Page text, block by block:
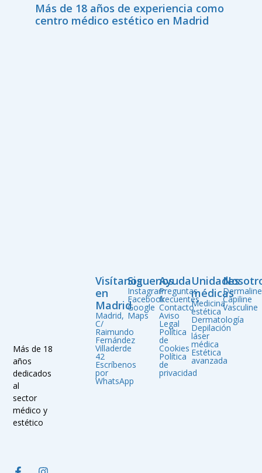
Más de 18 años de experiencia como
centro médico estético en Madrid
Más de 18
años
dedicados
al
sector
médico y
estético
Dermaline
Capiline
Vasculine
Unidades
médicas
Medicina
estética
Dermatología
Depilación
láser
médica
Estética
avanzada
Ayuda
Preguntas
frecuentes
Contacto
Aviso
Legal
Política
de
Cookies
Política
de
privacidad
Siguenos
Instagram
Facebook
Google
Maps
Visítanos
en
Madrid
Madrid,
C/
Raimundo
Fernández
Villaderde
42
Escríbenos
por
WhatsApp